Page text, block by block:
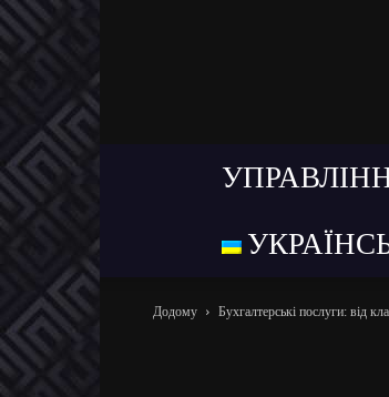
Додому Бухгалтерські послуги: від